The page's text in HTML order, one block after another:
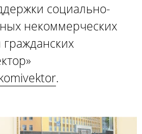
социально-
некоммерческих
.